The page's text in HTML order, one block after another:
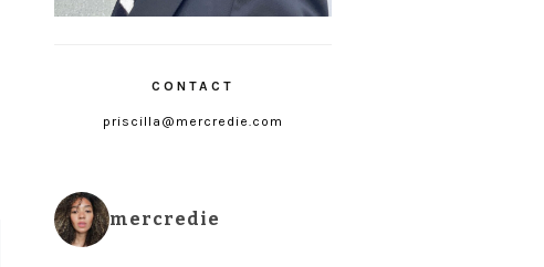
CONTACT
priscilla@mercredie.com
mercredie